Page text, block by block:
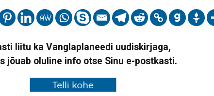
liitu ka Vanglaplaneedi uudiskirjaga,
jõuab oluline info otse Sinu e-postkasti.